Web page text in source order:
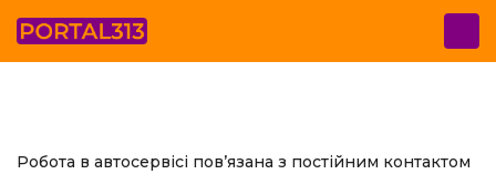
Робота в автосервісі пов’язана з постійним контактом